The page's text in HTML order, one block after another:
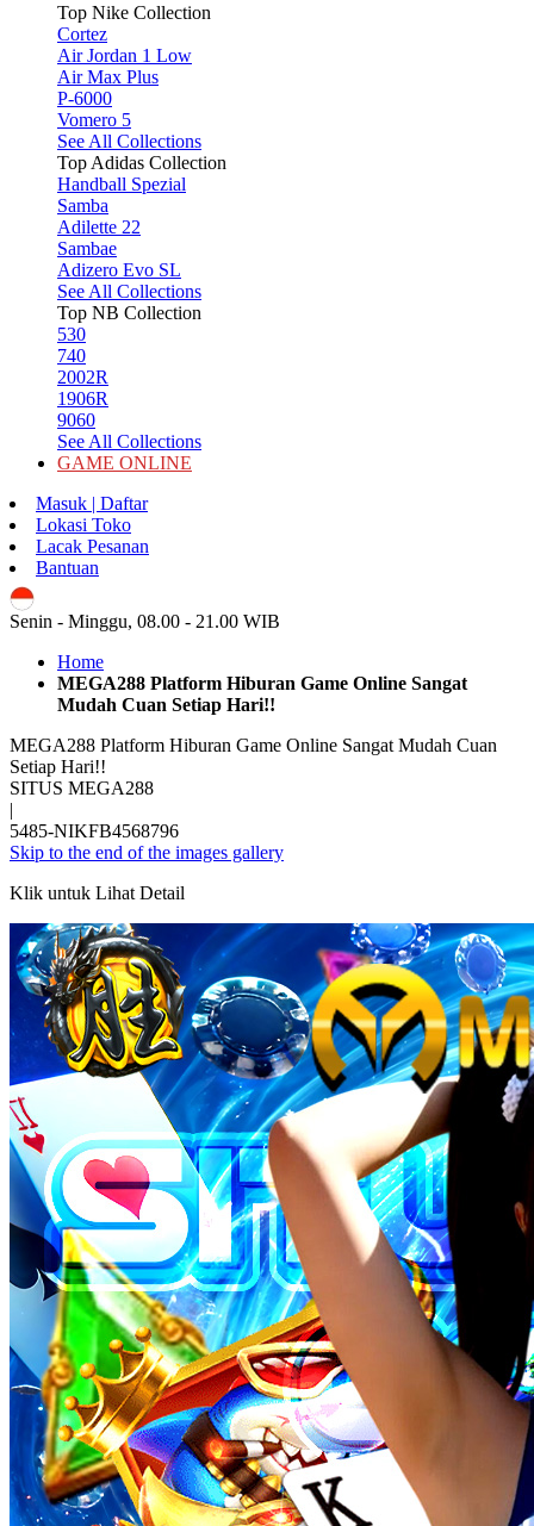
Top Nike Collection
Cortez
Air Jordan 1 Low
Air Max Plus
P-6000
Vomero 5
See All Collections
Top Adidas Collection
Handball Spezial
Samba
Adilette 22
Sambae
Adizero Evo SL
See All Collections
Top NB Collection
530
740
2002R
1906R
9060
See All Collections
GAME ONLINE
Masuk | Daftar
Lokasi Toko
Lacak Pesanan
Bantuan
Senin - Minggu, 08.00 - 21.00 WIB
Home
MEGA288 Platform Hiburan Game Online Sangat
Mudah Cuan Setiap Hari!!
MEGA288 Platform Hiburan Game Online Sangat Mudah Cuan
Setiap Hari!!
SITUS MEGA288
|
5485-NIKFB4568796
Skip to the end of the images gallery
Klik untuk Lihat Detail